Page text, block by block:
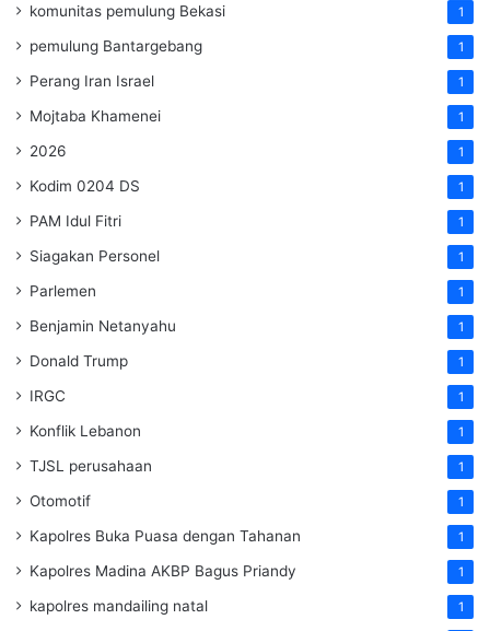
komunitas pemulung Bekasi 1
pemulung Bantargebang 1
Perang Iran Israel 1
Mojtaba Khamenei 1
2026 1
Kodim 0204 DS 1
PAM Idul Fitri 1
Siagakan Personel 1
Parlemen 1
Benjamin Netanyahu 1
Donald Trump 1
IRGC 1
Konflik Lebanon 1
TJSL perusahaan 1
Otomotif 1
Kapolres Buka Puasa dengan Tahanan 1
Kapolres Madina AKBP Bagus Priandy 1
kapolres mandailing natal 1